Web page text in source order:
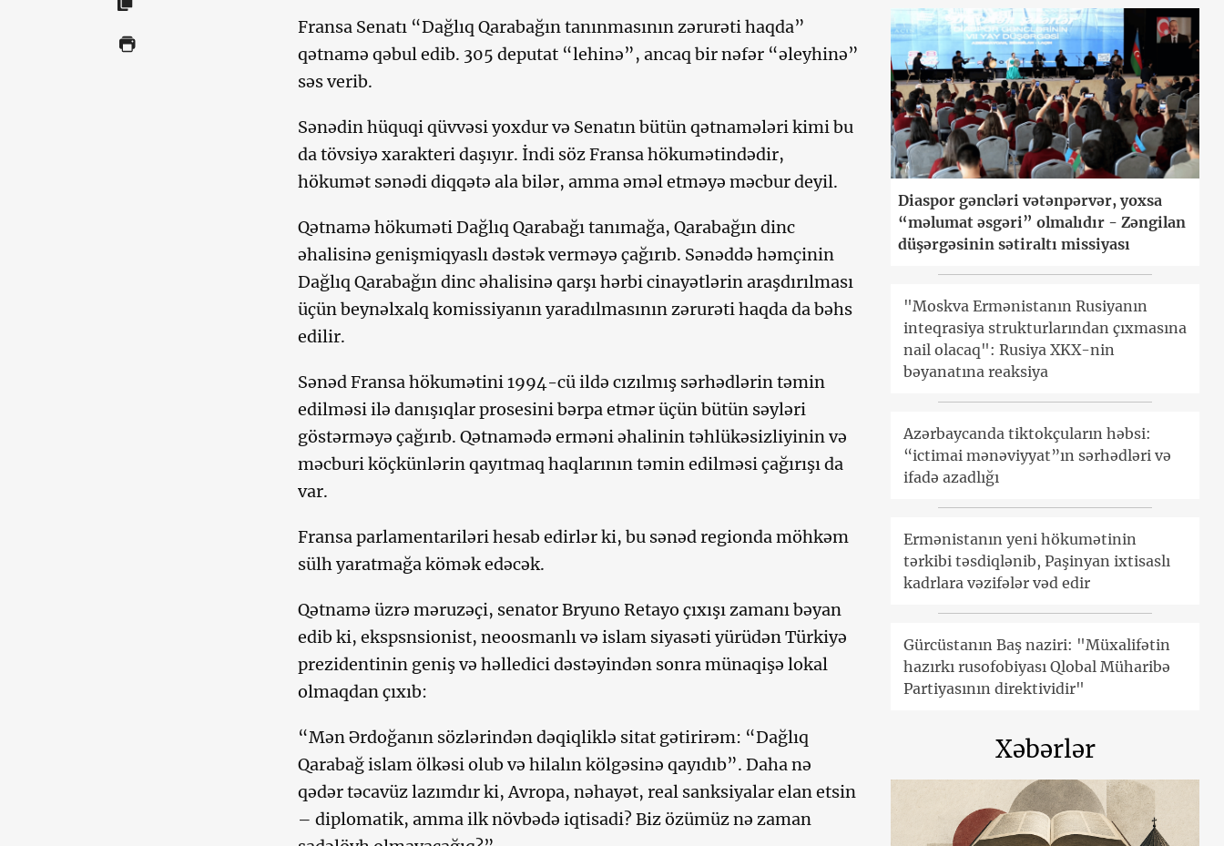
Fransa Senatı “Dağlıq Qarabağın tanınmasının zərurəti haqda”
qətnamə qəbul edib. 305 deputat “lehinə”, ancaq bir nəfər “əleyhinə”
səs verib.
Sənədin hüquqi qüvvəsi yoxdur və Senatın bütün qətnamələri kimi bu
da tövsiyə xarakteri daşıyır. İndi söz Fransa hökumətindədir,
hökumət sənədi diqqətə ala bilər, amma əməl etməyə məcbur deyil.
Qətnamə hökuməti Dağlıq Qarabağı tanımağa, Qarabağın dinc
əhalisinə genişmiqyaslı dəstək verməyə çağırıb. Sənəddə həmçinin
Dağlıq Qarabağın dinc əhalisinə qarşı hərbi cinayətlərin araşdırılması
üçün beynəlxalq komissiyanın yaradılmasının zərurəti haqda da bəhs
edilir.
Sənəd Fransa hökumətini 1994-cü ildə cızılmış sərhədlərin təmin
edilməsi ilə danışıqlar prosesini bərpa etmər üçün bütün səyləri
göstərməyə çağırıb. Qətnamədə erməni əhalinin təhlükəsizliyinin və
məcburi köçkünlərin qayıtmaq haqlarının təmin edilməsi çağırışı da
var.
Fransa parlamentariləri hesab edirlər ki, bu sənəd regionda möhkəm
sülh yaratmağa kömək edəcək.
Qətnamə üzrə məruzəçi, senator Bryuno Retayo çıxışı zamanı bəyan
edib ki, ekspsnsionist, neoosmanlı və islam siyasəti yürüdən Türkiyə
prezidentinin geniş və həlledici dəstəyindən sonra münaqişə lokal
olmaqdan çıxıb:
“Mən Ərdoğanın sözlərindən dəqiqliklə sitat gətirirəm: “Dağlıq
Qarabağ islam ölkəsi olub və hilalın kölgəsinə qayıdıb”. Daha nə
qədər təcavüz lazımdır ki, Avropa, nəhayət, real sanksiyalar elan etsin
– diplomatik, amma ilk növbədə iqtisadi? Biz özümüz nə zaman
Diaspor gəncləri vətənpərvər, yoxsa
“məlumat əsgəri” olmalıdır - Zəngilan
düşərgəsinin sətiraltı missiyası
"Moskva Ermənistanın Rusiyanın
inteqrasiya strukturlarından çıxmasına
nail olacaq": Rusiya XKX-nin
bəyanatına reaksiya
Azərbaycanda tiktokçuların həbsi:
“ictimai mənəviyyat”ın sərhədləri və
ifadə azadlığı
Ermənistanın yeni hökumətinin
tərkibi təsdiqlənib, Paşinyan ixtisaslı
kadrlara vəzifələr vəd edir
Gürcüstanın Baş naziri: "Müxalifətin
hazırkı rusofobiyası Qlobal Müharibə
Partiyasının direktividir"
Xəbərlər